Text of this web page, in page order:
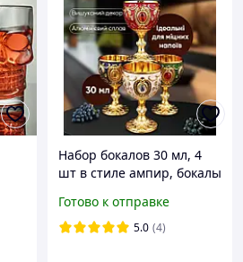
Набор бокалов 30 мл, 4
шт в стиле ампир, бокалы
рома или абсента
Готово к отправке
5.0 (4)